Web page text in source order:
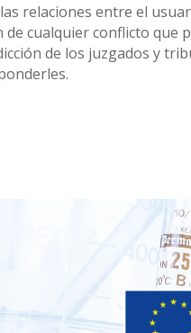
relaciones entre el
cualquier conflicto que
de los juzgados y